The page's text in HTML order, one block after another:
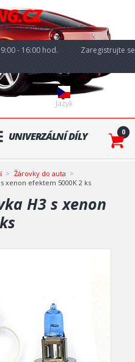
- 16:00 hod.
Jazyk
Zaregistrujte se
UNIVERZÁLNÍ DÍLY 0
Žárovky do auta
xenon efektem 5000K 2 ks
H3 s xenon